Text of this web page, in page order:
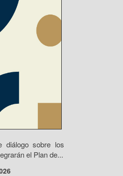
diálogo sobre los
el Plan de...